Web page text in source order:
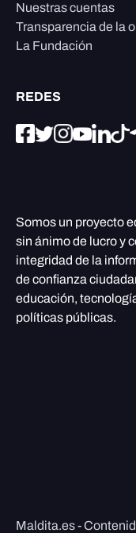
Nuestras cuentas
Transparencia de la
La Fundación
REDES
Somos un proyecto
sin ánimo de lucro y
integridad de la
de confianza
educación,
políticas públicas.
Maldita.es -